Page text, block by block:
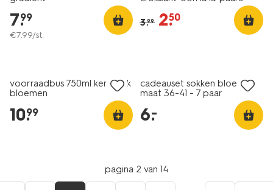
7.
99
€7.99/st.
3.99 2.
50
voorraadbus 750ml keramiek
bloemen
10.
99
cadeauset sokken bloem
maat 36-41 - 7 paar
6.
–
pagina 2 van 14